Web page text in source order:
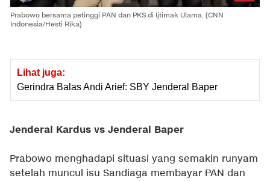
Prabowo bersama petinggi PAN dan PKS di Ijtimak Ulama. (CNN
Indonesia/Hesti Rika)
Lihat juga:
Gerindra Balas Andi Arief: SBY Jenderal Baper
Jenderal Kardus vs Jenderal Baper
Prabowo menghadapi situasi yang semakin runyam
setelah muncul isu Sandiaga membayar PAN dan